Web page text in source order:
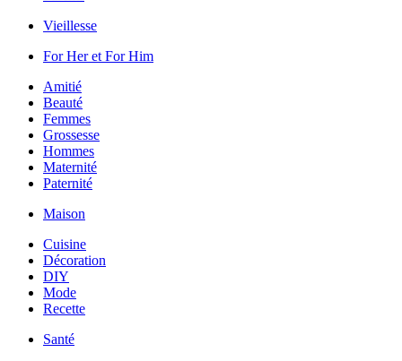
Vieillesse
For Her et For Him
Amitié
Beauté
Femmes
Grossesse
Hommes
Maternité
Paternité
Maison
Cuisine
Décoration
DIY
Mode
Recette
Santé